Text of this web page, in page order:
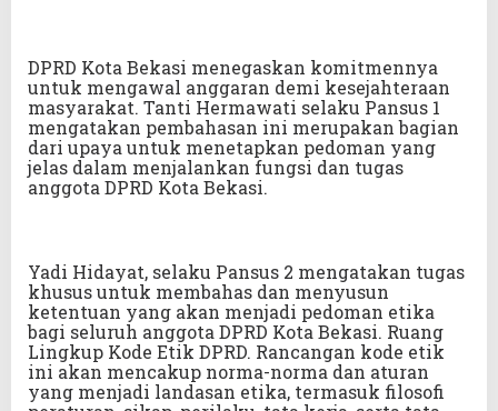
DPRD Kota Bekasi menegaskan komitmennya
untuk mengawal anggaran demi kesejahteraan
masyarakat. Tanti Hermawati selaku Pansus 1
mengatakan pembahasan ini merupakan bagian
dari upaya untuk menetapkan pedoman yang
jelas dalam menjalankan fungsi dan tugas
anggota DPRD Kota Bekasi.
Yadi Hidayat, selaku Pansus 2 mengatakan tugas
khusus untuk membahas dan menyusun
ketentuan yang akan menjadi pedoman etika
bagi seluruh anggota DPRD Kota Bekasi. Ruang
Lingkup Kode Etik DPRD. Rancangan kode etik
ini akan mencakup norma-norma dan aturan
yang menjadi landasan etika, termasuk filosofi